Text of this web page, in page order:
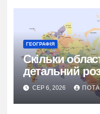
ГЕОГРАФІЯ
Скільки
детальний
СЕР 6, 2026